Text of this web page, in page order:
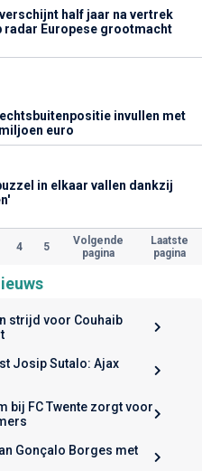
half jaar na vertrek
radar Europese grootmacht
invullen met
euro
in elkaar vallen dankzij
4 5
Volgende
pagina
Laatste
pagina
strijd voor Couhaib
Josip Sutalo: Ajax
bij FC Twente zorgt voor
Gonçalo Borges met